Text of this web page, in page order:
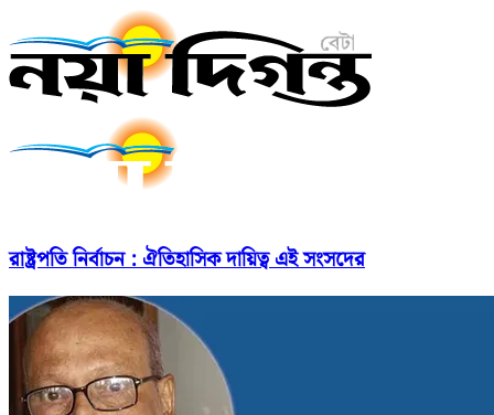
রাষ্ট্রপতি নির্বাচন : ঐতিহাসিক দায়িত্ব এই সংসদের